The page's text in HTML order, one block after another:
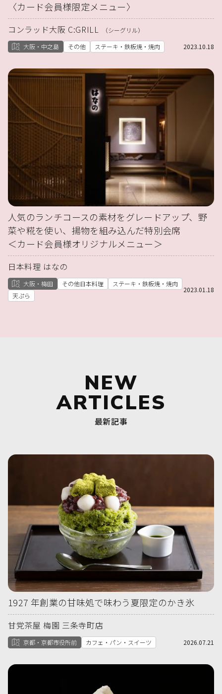
〈カード会員様限定メニュー〉
コンラッド大阪 C:GRILL
（シーグリル）
大阪・中之島
その他 ステーキ・鉄板焼・焼肉 2023.10.18
人気のランチコースの素材をグレードアップ、野
菜や糀を使い、揚物を組み込んだ特別会席
＜カード会員様オリジナルメニュー＞
日本料理 はなの
大阪・梅田 その他日本料理
ステーキ・鉄板焼・焼肉
天ぷら
2023.01.18
NEW
ARTICLES
最新記事
1927 年創業の甘味処で味わう夏限定のかき氷
甘党茶屋 梅園 三条寺町店
京都・京都市役所前 カフェ・パン・スイーツ 2026.07.21